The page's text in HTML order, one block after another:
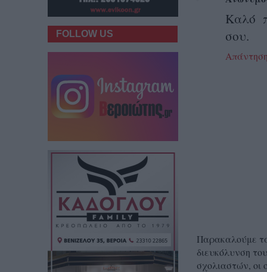
Καλό
σου.
Παρακαλούμε
διευκόλυνση
σχολιαστών, οι
FOLLOW US